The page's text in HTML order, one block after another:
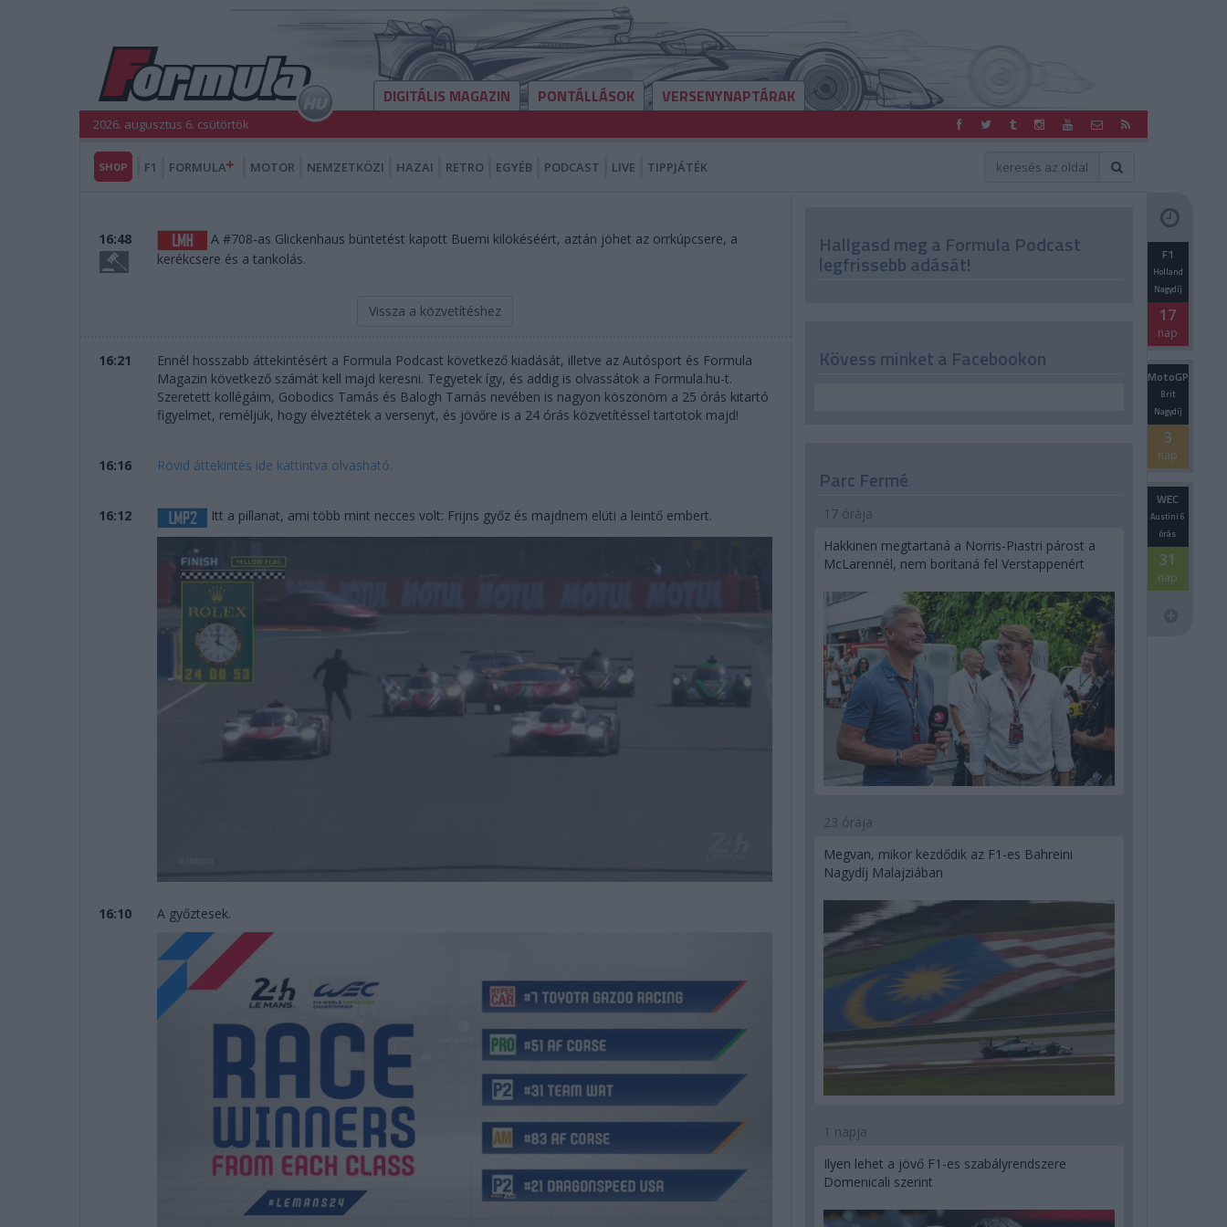
DIGITÁLIS MAGAZIN PONTÁLLÁSOK VERSENYNAPTÁRAK
2026. augusztus 6. csütörtök
SHOP F1 FORMULA MOTOR NEMZETKÖZI HAZAI RETRO EGYÉB PODCAST LIVE TIPPJÁTÉK
16:48
A #708-as Glickenhaus büntetést kapott Buemi kilökéséért, aztán jöhet az orrkúpcsere, a
kerékcsere és a tankolás.
Vissza a közvetítéshez
16:21
Ennél hosszabb áttekintésért a Formula Podcast következő kiadását, illetve az Autósport és Formula
Magazin következő számát kell majd keresni. Tegyetek így, és addig is olvassátok a Formula.hu-t.
Szeretett kollégáim, Gobodics Tamás és Balogh Tamás nevében is nagyon köszönöm a 25 órás kitartó
figyelmet, reméljük, hogy élveztétek a versenyt, és jövőre is a 24 órás közvetítéssel tartotok majd!
16:16 Rövid áttekintés ide kattintva olvasható.
16:12 Itt a pillanat, ami több mint necces volt: Frijns győz és majdnem elüti a leintő embert.
16:10 A győztesek.
Hallgasd meg a Formula Podcast
legfrissebb adását! F1
Holland
Nagydíj
17
nap
MotoGP
Brit
Nagydíj
3
nap
WEC
Austini 6
órás
31
nap
Kövess minket a Facebookon
Parc Fermé
17 órája
Hakkinen megtartaná a Norris-Piastri párost a
McLarennél, nem borítaná fel Verstappenért
23 órája
Megvan, mikor kezdődik az F1-es Bahreini
Nagydíj Malajziában
1 napja
Ilyen lehet a jövő F1-es szabályrendszere
Domenicali szerint